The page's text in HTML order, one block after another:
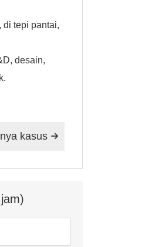
di tepi pantai,
desain,

kasus